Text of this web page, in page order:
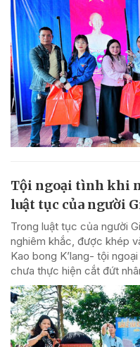
Tội ngoại tình khi
luật tục của người
Trong luật tục của người
nghiêm khắc, được khép
Kao bong K’lang- tội
chưa thực hiện cắt đứt